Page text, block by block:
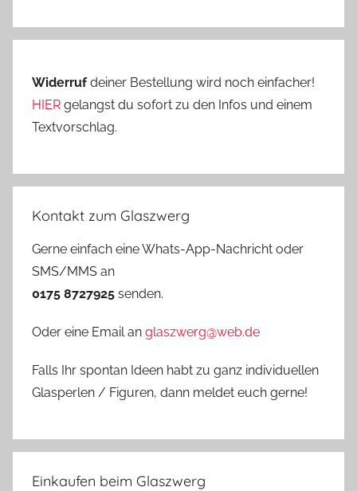
Widerrufdeiner Bestellung wird noch einfacher!
HIER gelangst du sofort zu den Infos und einem
Textvorschlag.
Kontakt zum Glaszwerg
Gerne einfach eine Whats-App-Nachricht oder
SMS/MMS an
0175 8727925 senden.
Oder eine Email an glaszwerg@web.de
Falls Ihr spontan Ideen habt zu ganz individuellen
Glasperlen / Figuren, dann meldet euch gerne!
Einkaufen beim Glaszwerg